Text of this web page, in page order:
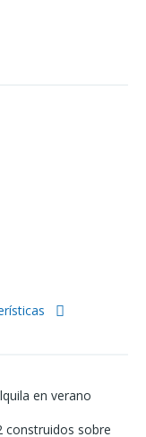
en verano
construidos sobre